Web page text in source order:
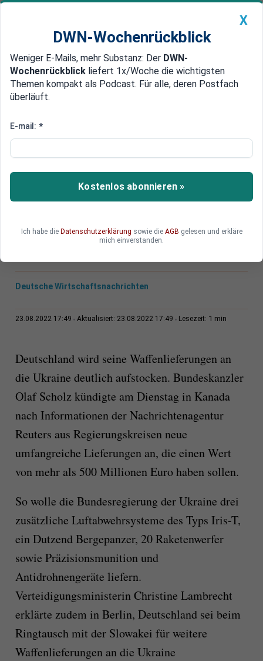
Newsticker MEIN DWN: Geldanlage Premium
Edelmetalle DWN-Magazin China
Deutschland liefert Ukraine
Euro
Bundeskanzler Scholz hat der Ukraine unter
anderem Raketenwerfer versprochen. Zudem
Leopard-Panzer erhalten.
Deutsche Wirtschaftsnachrichten
23.08.2022 17:49 Aktualisiert: 23.08.2022 17:49 Lesezeit: 1 min
Deutschland wird seine Waffenlieferungen an
die Ukraine deutlich aufstocken. Bundeskanzler
Olaf Scholz kündigte am Dienstag in Kanada
nach Informationen der Nachrichtenagentur
Reuters aus Regierungskreisen neue
umfangreiche Lieferungen an, die einen Wert
von mehr als 500 Millionen Euro haben sollen.
So wolle die Bundesregierung der Ukraine drei
zusätzliche Luftabwehrsysteme des Typs Iris-T,
ein Dutzend Bergepanzer, 20 Raketenwerfer
sowie Präzisionsmunition und
Antidrohnengeräte liefern.
Verteidigungsministerin Christine Lambrecht
erklärte zudem in Berlin, Deutschland sei beim
Ringtausch mit der Slowakei für weitere
Waffenlieferungen an die Ukraine
X
DWN-Wochenrückblick
Weniger E-Mails, mehr Substanz: Der DWN-
Wochenrückblick liefert 1x/Woche die wichtigsten
Themen kompakt als Podcast. Für alle, deren Postfach
überläuft.
E-mail: *
Kostenlos abonnieren »
Ich habe die Datenschutzerklärung sowie die AGB gelesen und erkläre
mich einverstanden.